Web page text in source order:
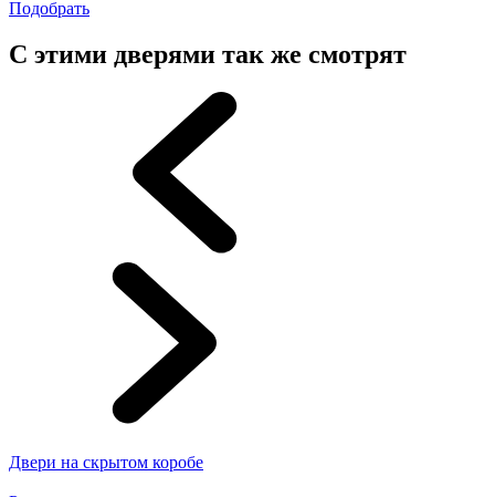
Подобрать
С этими дверями так же смотрят
Двери на скрытом коробе